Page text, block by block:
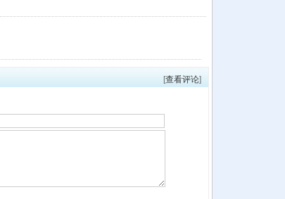
[查看评论]